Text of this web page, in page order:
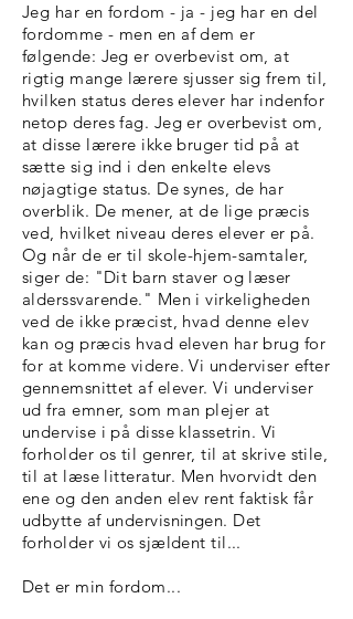
Jeg har en fordom - ja - jeg har en del
fordomme - men en af dem er
følgende: Jeg er overbevist om, at
rigtig mange lærere sjusser sig frem til,
hvilken status deres elever har indenfor
netop deres fag. Jeg er overbevist om,
at disse lærere ikke bruger tid på at
sætte sig ind i den enkelte elevs
nøjagtige status. De synes, de har
overblik. De mener, at de lige præcis
ved, hvilket niveau deres elever er på.
Og når de er til skole-hjem-samtaler,
siger de: "Dit barn staver og læser
alderssvarende." Men i virkeligheden
ved de ikke præcist, hvad denne elev
kan og præcis hvad eleven har brug for
for at komme videre. Vi underviser efter
gennemsnittet af elever. Vi underviser
ud fra emner, som man plejer at
undervise i på disse klassetrin. Vi
forholder os til genrer, til at skrive stile,
til at læse litteratur. Men hvorvidt den
ene og den anden elev rent faktisk får
udbytte af undervisningen. Det
forholder vi os sjældent til...
Det er min fordom...